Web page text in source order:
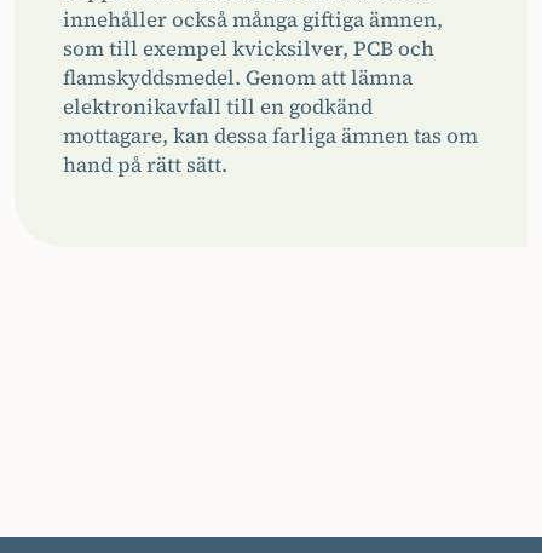
innehåller också många giftiga ämnen,
som till exempel kvicksilver, PCB och
flamskyddsmedel. Genom att lämna
elektronikavfall till en godkänd
mottagare, kan dessa farliga ämnen tas om
hand på rätt sätt.